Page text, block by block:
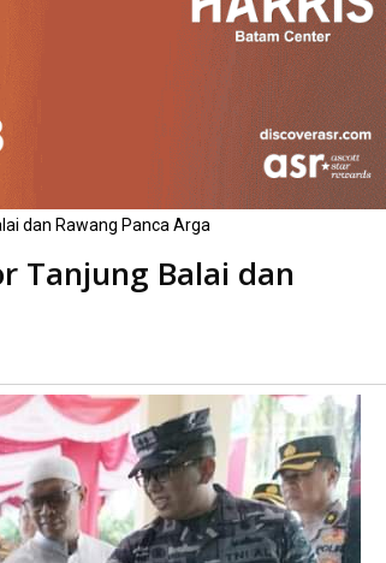
dan Rawang Panca Arga
Tanjung Balai dan